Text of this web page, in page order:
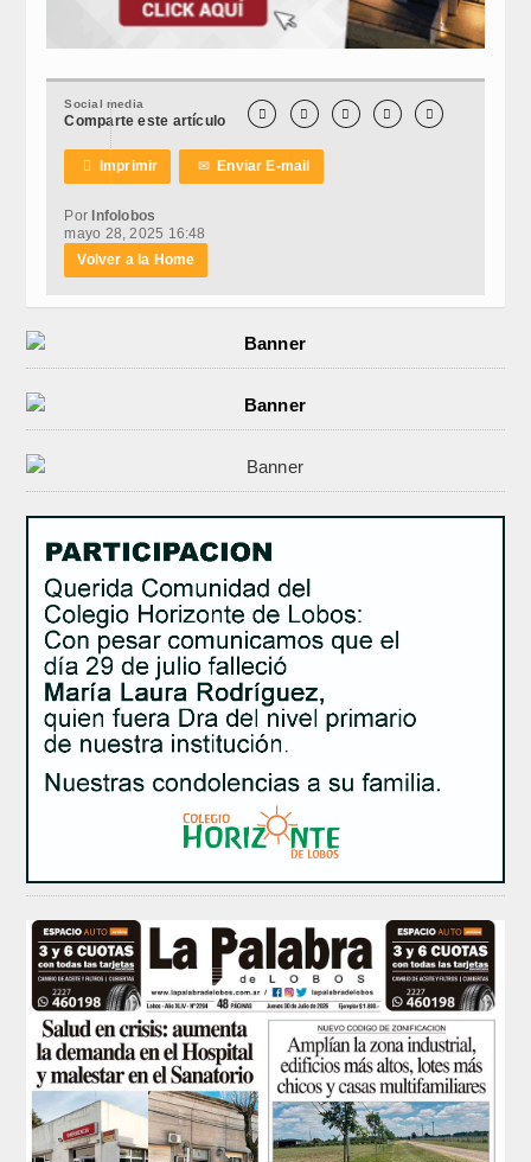
Social media
Comparte este artículo     
 Imprimir ✉Enviar E-mail
PorInfolobos
mayo 28, 2025 16:48
Volver a la Home